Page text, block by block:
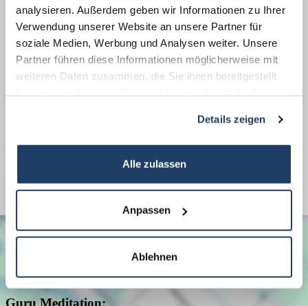
analysieren. Außerdem geben wir Informationen zu Ihrer
Verwendung unserer Website an unsere Partner für
soziale Medien, Werbung und Analysen weiter. Unsere
Partner führen diese Informationen möglicherweise mit
weiteren Daten zusammen, die Sie ihnen bereitgestellt
Details zeigen
Alle zulassen
Anpassen
Ablehnen
Wesentlicher Energieträger
Strom
Energieausweis Ausstelldatum
2025-09-01
Energieausweis gültig bis
31.08.2035
Energieausweis Jahrgang
ab dem 1.5.2014
Energieausweis Werteklasse
A_PLUS
1999
Energieausweis Gebäudeart
Wohngebäude